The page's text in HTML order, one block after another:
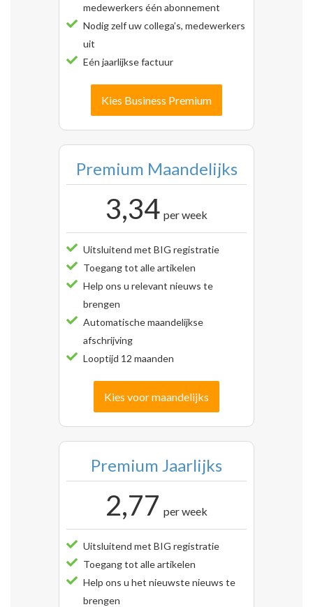
medewerkers één abonnement
Nodig zelf uw collega’s, medewerkers
uit
Eén jaarlijkse factuur
Kies Business Premium
Premium Maandelijks
3,34 per week
Uitsluitend met BIG registratie
Toegang tot alle artikelen
Help ons u relevant nieuws te
brengen
Automatische maandelijkse
afschrijving
Looptijd 12 maanden
Kies voor maandelijks
Premium Jaarlijks
2,77 per week
Uitsluitend met BIG registratie
Toegang tot alle artikelen
Help ons u het nieuwste nieuws te
brengen